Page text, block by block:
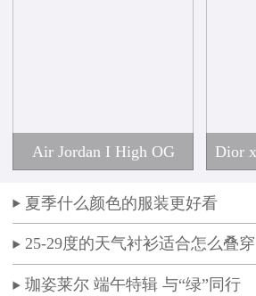
Air Jordan I High OG Dior
夏季什么颜色的服装更好看
25-29度的天气衬衫适合怎么叠
珈姿莱尔 端午特辑 与“绿”同行